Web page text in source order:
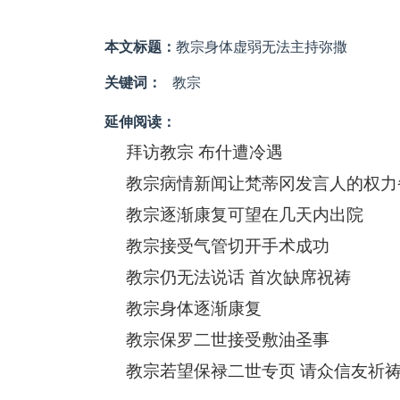
本文标题： 教宗身体虚弱无法主持弥撒
关键词： 教宗
延伸阅读：
拜访教宗 布什遭冷遇
教宗病情新闻让梵蒂冈发言人的权力
教宗逐渐康复可望在几天内出院
教宗接受气管切开手术成功
教宗仍无法说话 首次缺席祝祷
教宗身体逐渐康复
教宗保罗二世接受敷油圣事
教宗若望保禄二世专页 请众信友祈